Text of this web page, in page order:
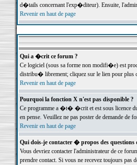
d�tails concernant l'exp�diteur). Ensuite,
Revenir en haut de page
Qui a �crit ce forum ?
Ce logiciel (sous sa forme non modifi�e) est
distribu� librement; cliquez sur le lien pour plus
Revenir en haut de page
Pourquoi la fonction X n'est pas disponible ?
Ce programme a �t� �crit et est sous licence
en pense. Veuillez ne pas poster de demande
Revenir en haut de page
Qui dois-je contacter � propos des
Vous devriez contacter l'administrateur de ce
prendre contact. Si vous ne recevez toujours